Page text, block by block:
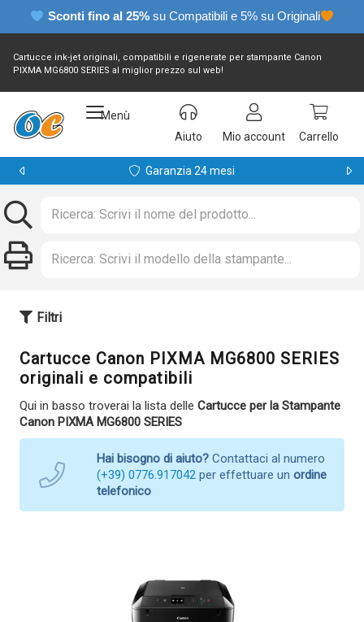
Sconti fino al 25% su Compatibili e 5% su Originali
Cartucce ink-jet originali, compatibili e rigenerate per stampante Canon
PIXMA MG6800 SERIES al miglior prezzo sul web!
Menù
Aiuto
Mio account Carrello
Garanzia 24 mesi
Filtri
Cartucce Canon PIXMA MG6800 SERIES
originali e compatibili
Qui in basso troverai la lista delle Cartucce per la Stampante
Canon PIXMA MG6800 SERIES
Hai bisogno di aiuto? Contattaci al numero
(+39) 0776.917042 per effettuare un ordine
telefonico